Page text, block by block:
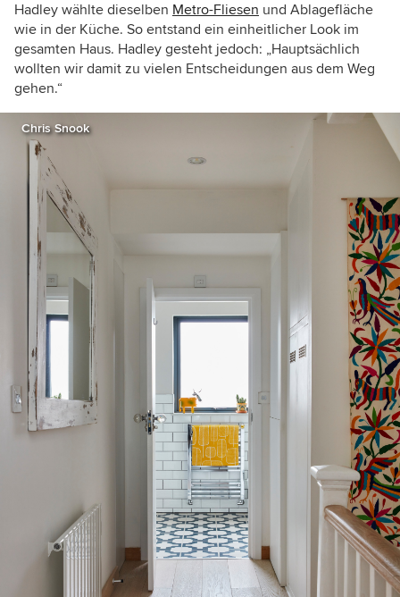
Hadley wählte dieselben Metro-Fliesen und Ablagefläche
wie in der Küche. So entstand ein einheitlicher Look im
gesamten Haus. Hadley gesteht jedoch: „Hauptsächlich
wollten wir damit zu vielen Entscheidungen aus dem Weg
gehen.“
Chris Snook